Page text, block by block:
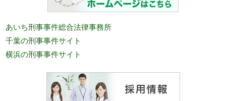
あいち刑事事件総合法律事務所
千葉の刑事事件サイト
横浜の刑事事件サイト